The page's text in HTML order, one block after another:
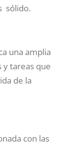
sólido.
una amplia
y tareas que
de la
con las